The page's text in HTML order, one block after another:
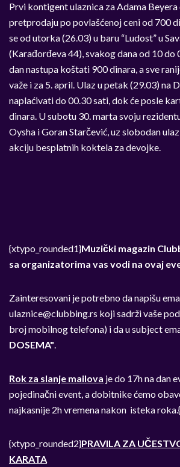
Prvi kontigent ulaznica za Adama Beyera
pretprodaju po povlašćenoj ceni od 700
se od utorka (26.03) u baru “Ludost” u
(Karađorđeva 44), svakog dana od 10 do
dan nastupa koštati 900 dinara, a sve
važe i za 5. april. Ulaz u petak (29.03) na
naplaćivati do 00.30 sati, dok će posle
dinara. U subotu 30. marta svoju
Oysha i Goran Starčević, uz slobodan
akciju besplatnih koktela za devojke.
{xtypo_rounded1}Muzički magazin
sa organizatorima vas vodi na ovaj
Zainteresovani je potrebno da napišu
ulaznice@clubbing.rs koji sadrži vaše
broj mobilnog telefona) i da u subject
DOSEMA".
Rok za slanje mailova je do 17h na dan
pojedinačni event, a dobitnike ćemo
najkasnije 2h vremena nakon isteka
{xtypo_rounded2}PRAVILA ZA
KARATA